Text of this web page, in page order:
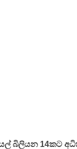
බිලියන 14කට